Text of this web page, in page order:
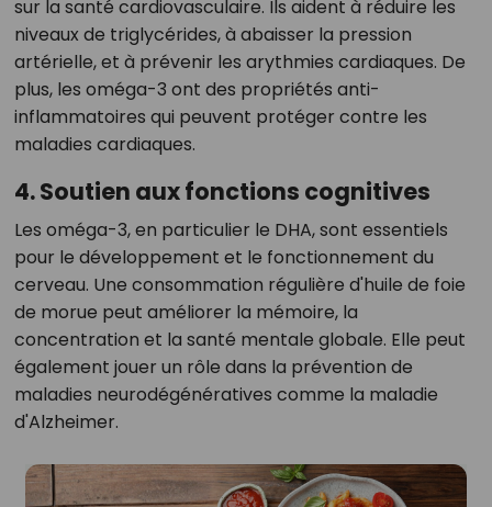
sur la santé cardiovasculaire. Ils aident à réduire les
niveaux de triglycérides, à abaisser la pression
artérielle, et à prévenir les arythmies cardiaques. De
plus, les oméga-3 ont des propriétés anti-
inflammatoires qui peuvent protéger contre les
maladies cardiaques.
4. Soutien aux fonctions cognitives
Les oméga-3, en particulier le DHA, sont essentiels
pour le développement et le fonctionnement du
cerveau. Une consommation régulière d'huile de foie
de morue peut améliorer la mémoire, la
concentration et la santé mentale globale. Elle peut
également jouer un rôle dans la prévention de
maladies neurodégénératives comme la maladie
d'Alzheimer.